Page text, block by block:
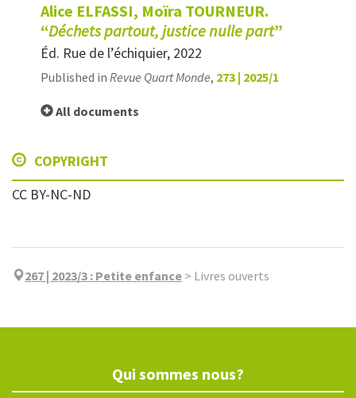
Alice ELFASSI, Moïra TOURNEUR.
“Déchets partout, justice nulle part”
Éd. Rue de l’échiquier, 2022
Published in Revue Quart Monde, 273 | 2025/1
All documents
COPYRIGHT
CC BY-NC-ND
267 | 2023/3 : Petite enfance > Livres ouverts
Qui sommes nous?